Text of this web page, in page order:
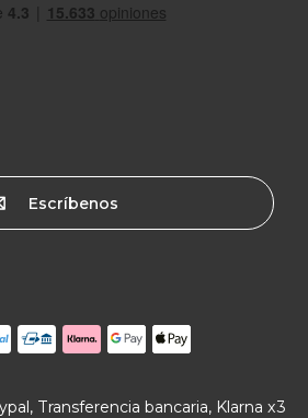
Escríbenos
Transferencia bancaria, Klarna x3